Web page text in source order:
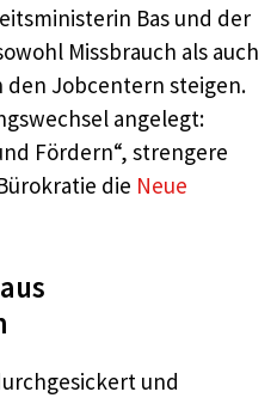
Bas und der
Missbrauch als auch
Jobcentern steigen.
angelegt:
Fördern“, strengere
die Neue
und